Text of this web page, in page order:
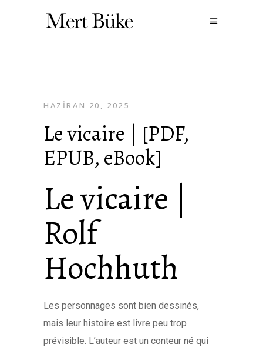
HAZIRAN 20, 2025
Le vicaire | [PDF,
EPUB, eBook]
Le vicaire |
Rolf
Hochhuth
Les personnages sont bien dessinés,
mais leur histoire est livre peu trop
prévisible. L’auteur est un conteur né qui